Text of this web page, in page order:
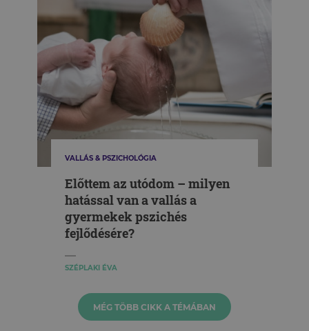
VALLÁS & PSZICHOLÓGIA
Előttem az utódom – milyen
hatással van a vallás a
gyermekek pszichés
fejlődésére?
SZÉPLAKI ÉVA
MÉG TÖBB CIKK A TÉMÁBAN